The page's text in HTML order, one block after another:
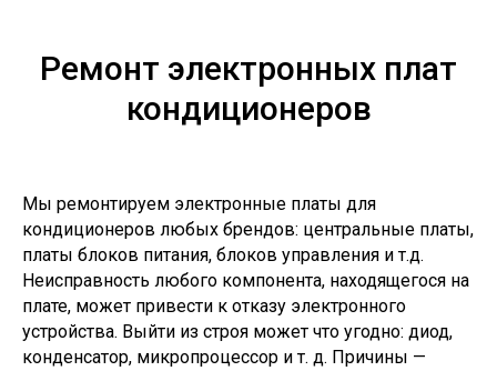
Ремонт электронных плат
кондиционеров
Мы ремонтируем электронные платы для
кондиционеров любых брендов: центральные платы,
платы блоков питания, блоков управления и т.д.
Неисправность любого компонента, находящегося на
плате, может привести к отказу электронного
устройства. Выйти из строя может что угодно: диод,
конденсатор, микропроцессор и т. д. Причины —